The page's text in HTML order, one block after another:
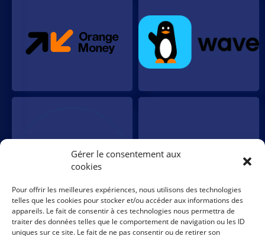
Gérer le consentement aux
cookies
Pour offrir les meilleures expériences, nous utilisons des technologies
telles que les cookies pour stocker et/ou accéder aux informations des
appareils. Le fait de consentir à ces technologies nous permettra de
traiter des données telles que le comportement de navigation ou les ID
uniques sur ce site. Le fait de ne pas consentir ou de retirer son